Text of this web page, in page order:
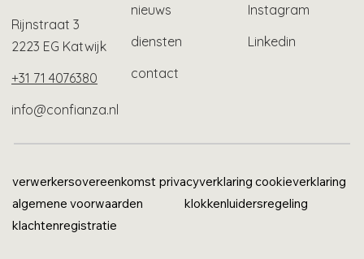
Rijnstraat 3
2223 EG Katwijk
+31 71 4076380
info@confianza.nl
nieuws
diensten
contact
Instagram
Linkedin
verwerkersovereenkomst privacyverklaring cookieverklaring
algemene voorwaarden
klokkenluidersregeling
klachtenregistratie